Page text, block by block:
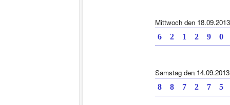
Mittwoch den 18.09.2013
6 2 1 2 9 0
Samstag den 14.09.2013
8 8 7 2 7 5